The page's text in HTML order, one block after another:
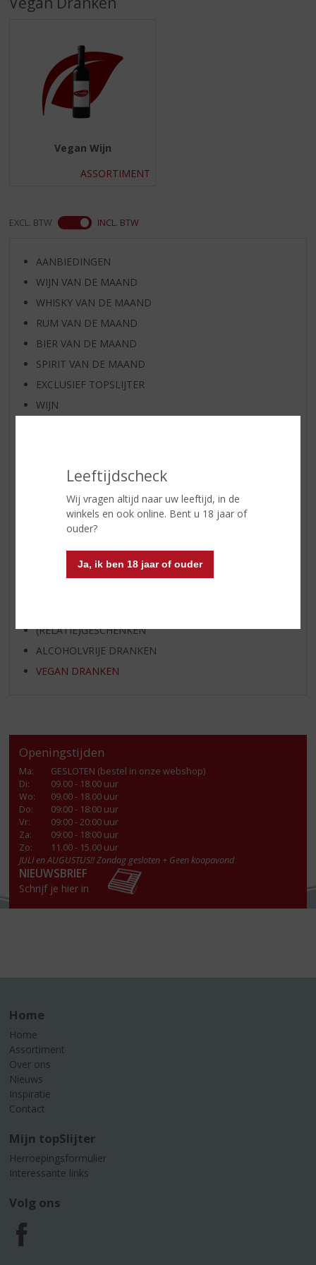
i
Leeftijdscheck
Wij vragen altijd naar uw leeftijd, in de
winkels en ook online. Bent u 18 jaar of
ouder?
Ja, ik ben 18 jaar of ouder
Vegan Wijn
ASSORTIMENT
EXCL. BTW INCL. BTW
AANBIEDINGEN
WIJN VAN DE MAAND
WHISKY VAN DE MAAND
RUM VAN DE MAAND
BIER VAN DE MAAND
SPIRIT VAN DE MAAND
EXCLUSIEF TOPSLIJTER
WIJN
GEDISTILLEERD OVERIG
SHOTJES
KANT EN KLAAR
FRISDRANK
ETENSWAREN
(RELATIE)GESCHENKEN
ALCOHOLVRIJE DRANKEN
VEGAN DRANKEN
Openingstijden
Ma:
GESLOTEN (bestel in onze webshop)
Di:
09.00 - 18.00 uur
Wo:
09.00 - 18.00 uur
Do:
09:00 - 18:00 uur
Vr:
09:00 - 20:00 uur
Za:
09:00 - 18:00 uur
Zo:
11.00 - 15.00 uur
JULI en AUGUSTUS!! Zondag gesloten + Geen koopavond
NIEUWSBRIEF
Schrijf je hier in
Home
Home
Assortiment
Over ons
Nieuws
Inspiratie
Contact
Mijn topSlijter
Herroepingsformulier
Interessante links
Volg ons
F